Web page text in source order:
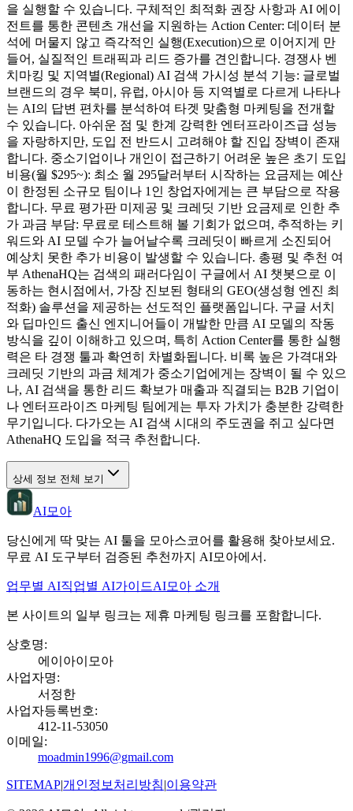
을 실행할 수 있습니다. 구체적인 최적화 권장 사항과 AI 에이
전트를 통한 콘텐츠 개선을 지원하는 Action Center: 데이터 분
석에 머물지 않고 즉각적인 실행(Execution)으로 이어지게 만
들어, 실질적인 트래픽과 리드 증가를 견인합니다. 경쟁사 벤
치마킹 및 지역별(Regional) AI 검색 가시성 분석 기능: 글로벌
브랜드의 경우 북미, 유럽, 아시아 등 지역별로 다르게 나타나
는 AI의 답변 편차를 분석하여 타겟 맞춤형 마케팅을 전개할
수 있습니다. 아쉬운 점 및 한계 강력한 엔터프라이즈급 성능
을 자랑하지만, 도입 전 반드시 고려해야 할 진입 장벽이 존재
합니다. 중소기업이나 개인이 접근하기 어려운 높은 초기 도입
비용(월 $295~): 최소 월 295달러부터 시작하는 요금제는 예산
이 한정된 소규모 팀이나 1인 창업자에게는 큰 부담으로 작용
합니다. 무료 평가판 미제공 및 크레딧 기반 요금제로 인한 추
가 과금 부담: 무료로 테스트해 볼 기회가 없으며, 추적하는 키
워드와 AI 모델 수가 늘어날수록 크레딧이 빠르게 소진되어
예상치 못한 추가 비용이 발생할 수 있습니다. 총평 및 추천 여
부 AthenaHQ는 검색의 패러다임이 구글에서 AI 챗봇으로 이
동하는 현시점에서, 가장 진보된 형태의 GEO(생성형 엔진 최
적화) 솔루션을 제공하는 선도적인 플랫폼입니다. 구글 서치
와 딥마인드 출신 엔지니어들이 개발한 만큼 AI 모델의 작동
방식을 깊이 이해하고 있으며, 특히 Action Center를 통한 실행
력은 타 경쟁 툴과 확연히 차별화됩니다. 비록 높은 가격대와
크레딧 기반의 과금 체계가 중소기업에게는 장벽이 될 수 있으
나, AI 검색을 통한 리드 확보가 매출과 직결되는 B2B 기업이
나 엔터프라이즈 마케팅 팀에게는 투자 가치가 충분한 강력한
무기입니다. 다가오는 AI 검색 시대의 주도권을 쥐고 싶다면
AthenaHQ 도입을 적극 추천합니다.
상세 정보 전체 보기
AI모아
당신에게 딱 맞는 AI 툴을 모아스코어를 활용해 찾아보세요.
무료 AI 도구부터 검증된 추천까지 AI모아에서.
업무별 AI직업별 AI가이드AI모아 소개
본 사이트의 일부 링크는 제휴 마케팅 링크를 포함합니다.
상호명:
에이아이모아
사업자명:
서정한
사업자등록번호:
412-11-53050
이메일:
moadmin1996@gmail.com
SITEMAP|개인정보처리방침|이용약관